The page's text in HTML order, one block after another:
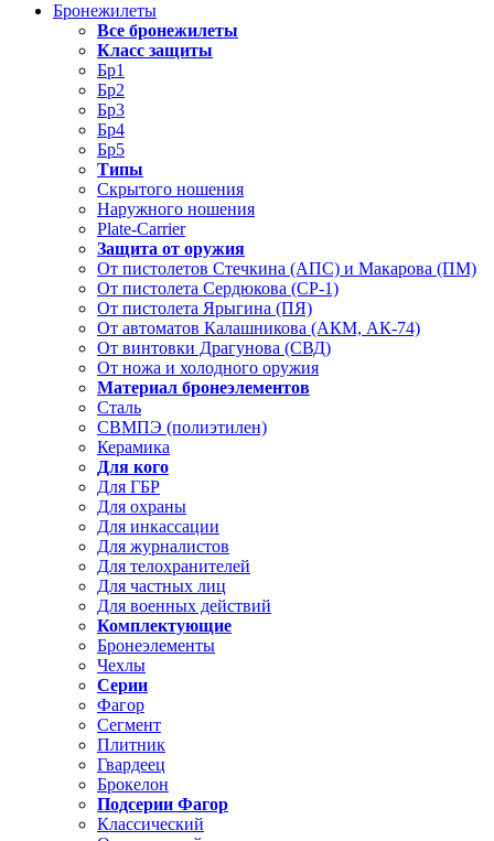
Бронежилеты
Все бронежилеты
Класс защиты
Бр1
Бр2
Бр3
Бр4
Бр5
Типы
Скрытого ношения
Наружного ношения
Plate-Carrier
Защита от оружия
От пистолетов Стечкина (АПС) и Макарова (ПМ)
От пистолета Сердюкова (СР-1)
От пистолета Ярыгина (ПЯ)
От автоматов Калашникова (АКМ, АК-74)
От винтовки Драгунова (СВД)
От ножа и холодного оружия
Материал бронеэлементов
Сталь
СВМПЭ (полиэтилен)
Керамика
Для кого
Для ГБР
Для охраны
Для инкассации
Для журналистов
Для телохранителей
Для частных лиц
Для военных действий
Комплектующие
Бронеэлементы
Чехлы
Серии
Фагор
Сегмент
Плитник
Гвардеец
Брокелон
Подсерии Фагор
Классический